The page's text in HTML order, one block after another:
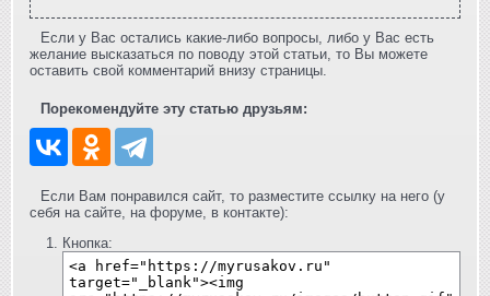
Если у Вас остались какие-либо вопросы, либо у Вас есть
желание высказаться по поводу этой статьи, то Вы можете
оставить свой комментарий внизу страницы.
Порекомендуйте эту статью друзьям:
Если Вам понравился сайт, то разместите ссылку на него (у
себя на сайте, на форуме, в контакте):
Кнопка: